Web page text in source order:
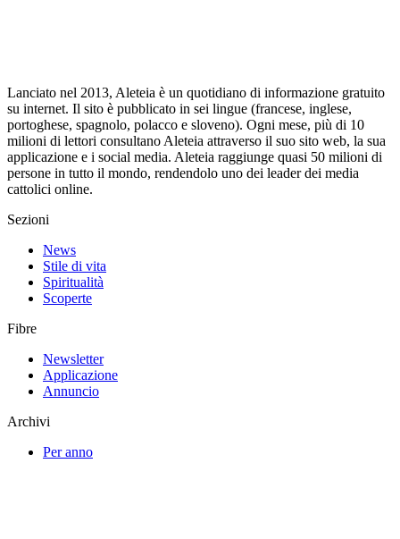
Lanciato nel 2013, Aleteia è un quotidiano di informazione gratuito
su internet. Il sito è pubblicato in sei lingue (francese, inglese,
portoghese, spagnolo, polacco e sloveno). Ogni mese, più di 10
milioni di lettori consultano Aleteia attraverso il suo sito web, la sua
applicazione e i social media. Aleteia raggiunge quasi 50 milioni di
persone in tutto il mondo, rendendolo uno dei leader dei media
cattolici online.
Sezioni
News
Stile di vita
Spiritualità
Scoperte
Fibre
Newsletter
Applicazione
Annuncio
Archivi
Per anno